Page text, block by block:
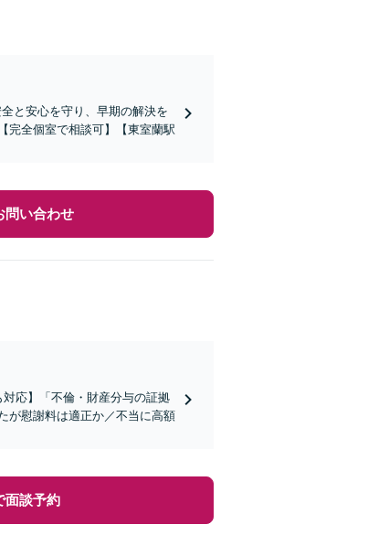
と安心を守り、早期の解決を
完全個室で相談可】【東室蘭駅
問い合わせ
応】「不倫・財産分与の証拠
が慰謝料は適正か／不当に高額
面談予約